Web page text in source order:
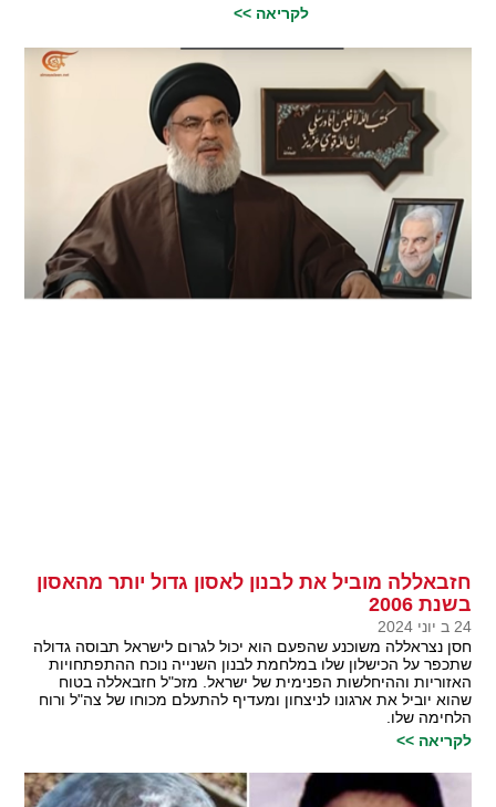
לקריאה >>
חזבאללה מוביל את לבנון לאסון גדול יותר מהאסון
בשנת 2006
24 ב יוני 2024
חסן נצראללה משוכנע שהפעם הוא יכול לגרום לישראל תבוסה גדולה
שתכפר על הכישלון שלו במלחמת לבנון השנייה נוכח ההתפתחויות
האזוריות וההיחלשות הפנימית של ישראל. מזכ"ל חזבאללה בטוח
שהוא יוביל את ארגונו לניצחון ומעדיף להתעלם מכוחו של צה"ל ורוח
הלחימה שלו.
לקריאה >>